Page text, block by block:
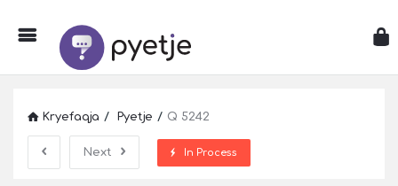
Kryefaqja / Pyetje / Q 5242
Next In Process